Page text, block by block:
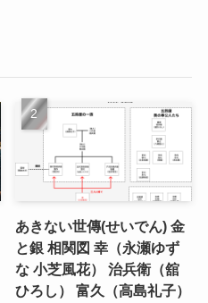
あきない世傳(せいでん) 金
と銀 相関図 幸（永瀬ゆず
な 小芝風花） 治兵衛（舘
ひろし） 富久（高島礼子）